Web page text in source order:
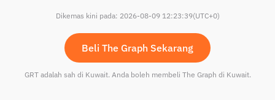
Dikemas kini pada: 2026-08-09 12:23:39(UTC+0)
Beli The Graph Sekarang
GRT adalah sah di Kuwait. Anda boleh membeli The Graph di Kuwait.